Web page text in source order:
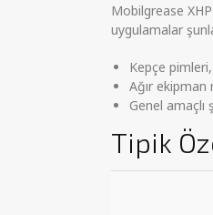
Mobilgrease
uygulamalar
Kepçe
Ağır
Genel amaçlı
Tipik